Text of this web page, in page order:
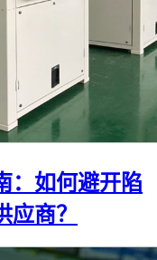
：如何避开陷
商？